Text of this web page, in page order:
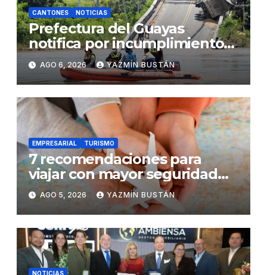
CANTONES NOTICIAS
Prefectura del Guayas
notifica por incumplimiento
contractual a la Concesionaria
CONORTE y exige celeridad
en desmontaje del puente
Gonzalo Icaza Cornejo, en
Daule
AGO 6, 2026 YAZMÍN BUSTÁN
EMPRESARIAL TURISMO
7 recomendaciones para
viajar con mayor seguridad
dentro y fuera del Ecuador
AGO 5, 2026 YAZMÍN BUSTÁN
NOTICIAS